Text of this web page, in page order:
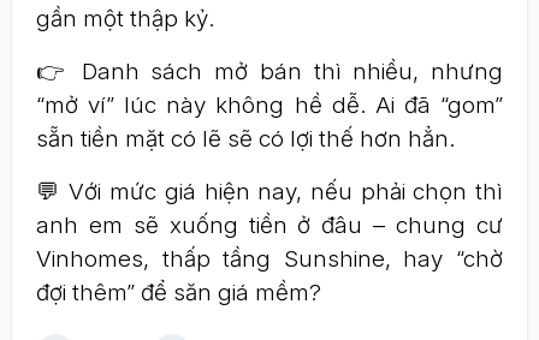
gần một thập kỷ.
👉 Danh sách mở bán thì nhiều, nhưng
“mở ví” lúc này không hề dễ. Ai đã “gom”
sẵn tiền mặt có lẽ sẽ có lợi thế hơn hẳn.
💬 Với mức giá hiện nay, nếu phải chọn thì
anh em sẽ xuống tiền ở đâu – chung cư
Vinhomes, thấp tầng Sunshine, hay “chờ
đợi thêm” để săn giá mềm?